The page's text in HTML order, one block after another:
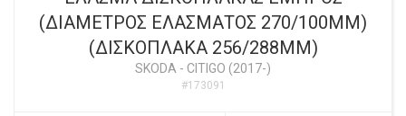
(ΔΙΑΜΕΤΡΟΣ ΕΛΑΣΜΑΤΟΣ 270/100ΜΜ)
(ΔΙΣΚΟΠΛΑΚΑ 256/288ΜΜ)
SKODA - CITIGO (2017-)
#173091